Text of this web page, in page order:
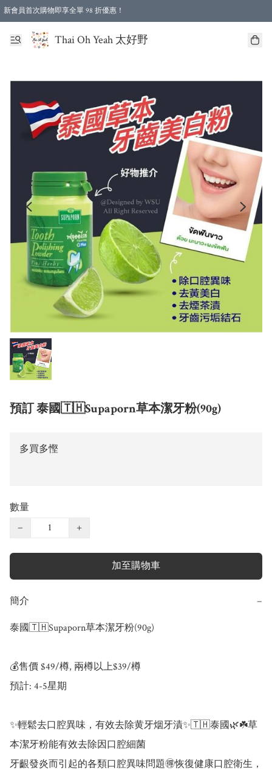
新會員首次購物即享全單 98 折優惠！
特選會員可享全單低至 96 折優惠！
Thai Oh Yeah 太好野
預訂 泰國🇹🇭Supaporn草本潔牙粉(90g)
多買多慳
數量
−
+
加至購物車
簡介 −
泰國🇹🇭Supaporn草本潔牙粉(90g)
💰售價 $49/樽, 兩樽以上$39/樽
預計: 4-5星期
✨輕鬆去口腔異味，有效去除黄牙烟牙漬✨🇹🇭泰國🌿☘️草
本潔牙粉能有效去除因口腔細菌
牙齦發炎而引起的各類口腔異味問題🉐恢復健康口腔衛生，